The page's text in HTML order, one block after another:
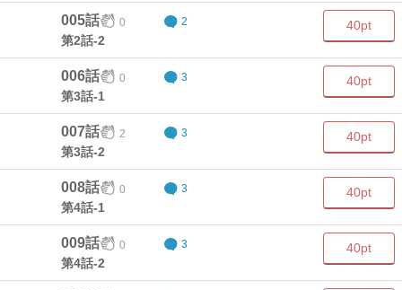
005話 0 2
第2話-2
40pt
006話 0 3
第3話-1
40pt
007話 2 3
第3話-2
40pt
008話 0 3
第4話-1
40pt
009話 0 3
第4話-2
40pt